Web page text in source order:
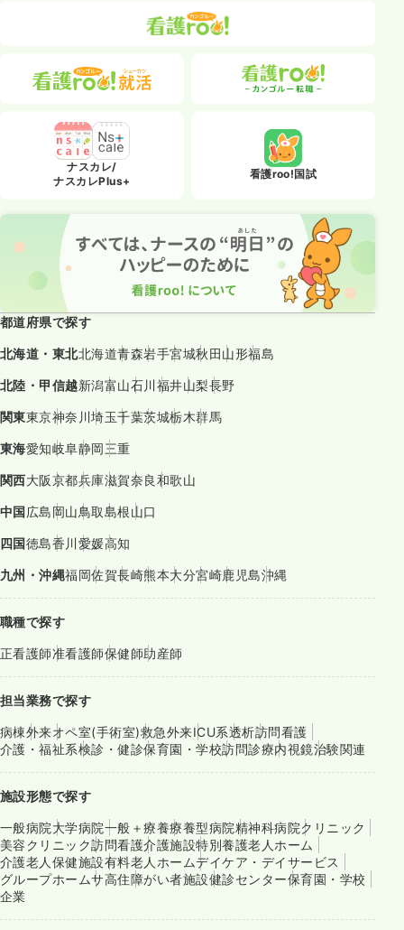
ナスカレ/
ナスカレPlus+
看護roo!国試
都道府県で探す
北海道・東北北海道青森岩手宮城秋田山形福島
北陸・甲信越新潟富山石川福井山梨長野
関東東京神奈川埼玉千葉茨城栃木群馬
東海愛知岐阜静岡三重
関西大阪京都兵庫滋賀奈良和歌山
中国広島岡山鳥取島根山口
四国徳島香川愛媛高知
九州・沖縄福岡佐賀長崎熊本大分宮崎鹿児島沖縄
職種で探す
正看護師准看護師保健師助産師
担当業務で探す
病棟外来オペ室(手術室)救急外来ICU系透析訪問看護
介護・福祉系検診・健診保育園・学校訪問診療内視鏡治験関連
施設形態で探す
一般病院大学病院一般＋療養療養型病院精神科病院クリニック
美容クリニック訪問看護介護施設特別養護老人ホーム
介護老人保健施設有料老人ホームデイケア・デイサービス
グループホームサ高住障がい者施設健診センター保育園・学校
企業